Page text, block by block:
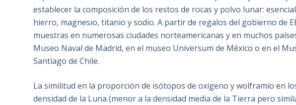
establecer la composición de los restos de rocas y polvo lunar:
hierro, magnesio, titanio y sodio. A partir de regalos del gobierno de
muestras en numerosas ciudades norteamericanas y en muchos
Museo Naval de Madrid, en el museo Universum de México o en el
Santiago de Chile.
La similitud en la proporción de isótopos de oxígeno y wolframio en
densidad de la Luna (menor a la densidad media de la Tierra pero